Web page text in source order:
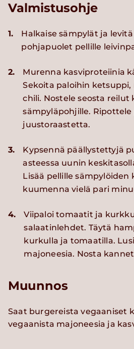
Valmistusohje
1.
Halkaise sämpylät ja
pohjapuolet pellille
2.
Murenna kasviproteiinia
Sekoita paloihin
chili. Nostele seosta reilut
sämpyläpohjille. Ripottele
juustoraastetta.
3.
Kypsennä päällystettyjä
asteessa uunin
Lisää pellille sämpylöiden
kuumenna vielä pari
4.
Viipaloi tomaatit ja
salaatinlehdet. Täytä
kurkulla ja tomaatilla.
majoneesia. Nosta
Muunnos
Saat burgereista vegaaniset
vegaanista majoneesia ja